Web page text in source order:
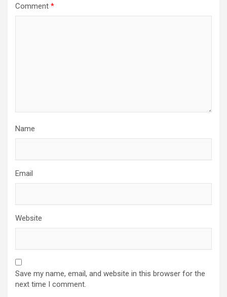
Comment *
Name
Email
Website
Save my name, email, and website in this browser for the
next time I comment.